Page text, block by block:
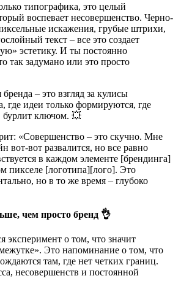
типографика, это целый
воспевает несовершенство. Черно-
искажения, грубые штрихи,
текст – все это создает
эстетику. И ты постоянно
так задумано или это просто
– это взгляд за кулисы
где идеи только формируются, где
бурлит ключом. 💥
«Совершенство – это скучно. Мне
вот-вот развалится, но все равно
в каждом элементе [брендинга]
пикселе [логотипа][лого]. Это
но в то же время – глубоко
чем просто бренд 👌
о том, что значит
Это напоминание о том, что
там, где нет четких границ.
несовершенств и постоянной